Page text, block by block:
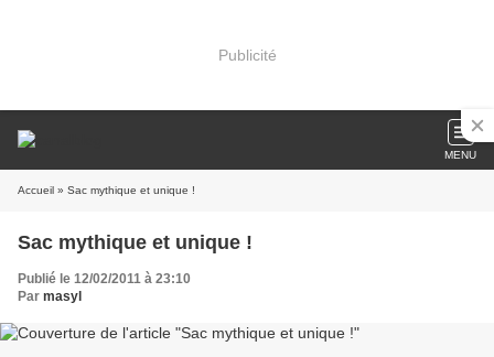
Publicité
MENU
Accueil » Sac mythique et unique !
Sac mythique et unique !
Publié le 12/02/2011 à 23:10
Par masyl